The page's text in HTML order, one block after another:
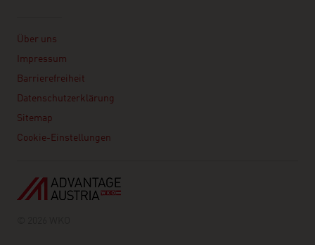
Über uns
Impressum
Barrierefreiheit
Datenschutzerklärung
Sitemap
Cookie-Einstellungen